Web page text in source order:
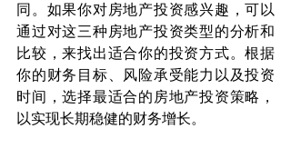
同。如果你对房地产投资感兴趣，可以
通过对这三种房地产投资类型的分析和
比较，来找出适合你的投资方式。根据
你的财务目标、风险承受能力以及投资
时间，选择最适合的房地产投资策略，
以实现长期稳健的财务增长。